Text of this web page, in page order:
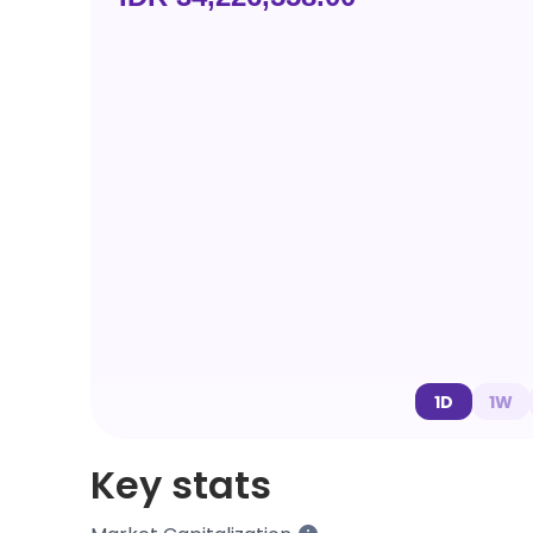
1D 1W
Key stats